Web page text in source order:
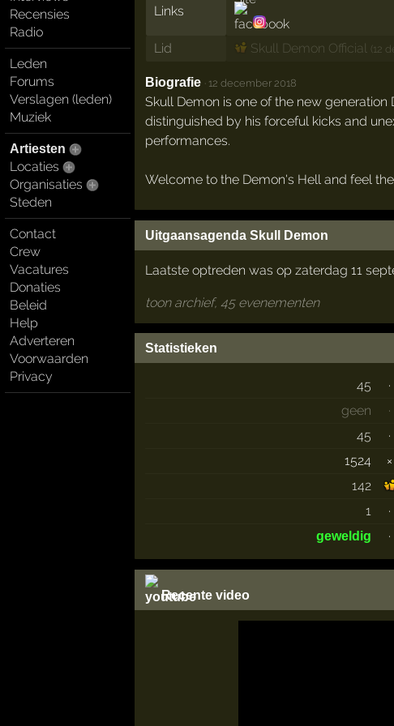
Recensies
Radio
Leden
Forums
Verslagen (leden)
Muziek
Artiesten
Locaties
Organisaties
Steden
Contact
Crew
Vacatures
Donaties
Beleid
Help
Adverteren
Voorwaarden
Privacy
Links
Lid Skull Demon Official (12
Biografie · 12 december 2018
Skull Demon is one of the new
distinguished by his forceful kicks and
performances.
Welcome to the Demon's Hell and feel
Uitgaansagenda Skull Demon
Laatste optreden was op zaterdag 11
toon archief, 45 evenementen
Statistieken
45 ·
geen
·
45
·
1524
×
142
1
·
geweldig ·
Recente video